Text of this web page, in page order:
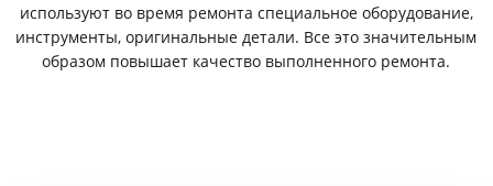
используют во время ремонта специальное оборудование,
инструменты, оригинальные детали. Все это значительным
образом повышает качество выполненного ремонта.